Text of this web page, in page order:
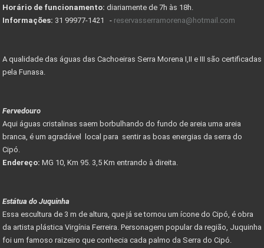
Horário de funcionamento: diariamente de 7h às 18h.
Informações: 31 99977-1421 - reservasserramorena@hotmail.com
A qualidade das águas das Cachoeiras Serra Morena I,II e III são certificadas
pela Funasa.
Fervedouro
Aqui águas cristalinas saem borbulhando do fundo de areia uma areia
branca, é um agradável local para sentir as boas energias da serra do
Cipó.
Endereço: MG 10, Km 95. 3,5 Km entrando à direita.
Estátua do Juquinha
Essa escultura de 3 m de altura, que já se tornou um ícone do Cipó, é obra
da artista plástica Virgínia Ferreira. Personagem popular da região, Juquinha
foi um famoso raizeiro que conhecia cada palmo da Serra do Cipó.